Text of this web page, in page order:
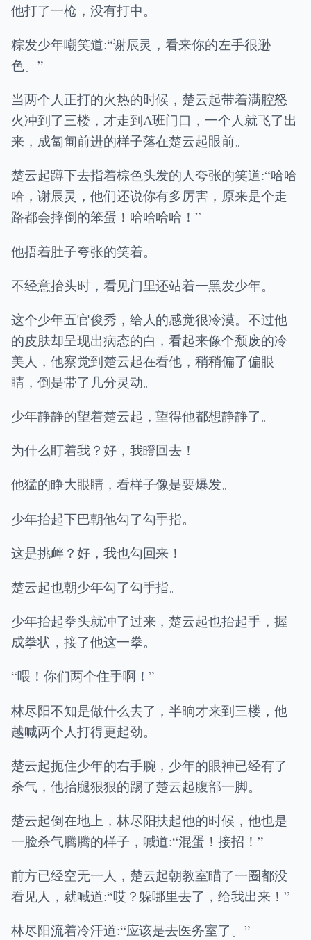
他打了一枪，没有打中。
粽发少年嘲笑道:“谢辰灵，看来你的左手很逊
色。”
当两个人正打的火热的时候，楚云起带着满腔怒
火冲到了三楼，才走到A班门口，一个人就飞了出
来，成匐匍前进的样子落在楚云起眼前。
楚云起蹲下去指着棕色头发的人夸张的笑道:“哈哈
哈，谢辰灵，他们还说你有多厉害，原来是个走
路都会摔倒的笨蛋！哈哈哈哈！”
他捂着肚子夸张的笑着。
不经意抬头时，看见门里还站着一黑发少年。
这个少年五官俊秀，给人的感觉很冷漠。不过他
的皮肤却呈现出病态的白，看起来像个颓废的冷
美人，他察觉到楚云起在看他，稍稍偏了偏眼
睛，倒是带了几分灵动。
少年静静的望着楚云起，望得他都想静静了。
为什么盯着我？好，我瞪回去！
他猛的睁大眼睛，看样子像是要爆发。
少年抬起下巴朝他勾了勾手指。
这是挑衅？好，我也勾回来！
楚云起也朝少年勾了勾手指。
少年抬起拳头就冲了过来，楚云起也抬起手，握
成拳状，接了他这一拳。
“喂！你们两个住手啊！”
林尽阳不知是做什么去了，半晌才来到三楼，他
越喊两个人打得更起劲。
楚云起扼住少年的右手腕，少年的眼神已经有了
杀气，他抬腿狠狠的踢了楚云起腹部一脚。
楚云起倒在地上，林尽阳扶起他的时候，他也是
一脸杀气腾腾的样子，喊道:“混蛋！接招！”
前方已经空无一人，楚云起朝教室瞄了一圈都没
看见人，就喊道:“哎？躲哪里去了，给我出来！”
林尽阳流着冷汗道:“应该是去医务室了。”